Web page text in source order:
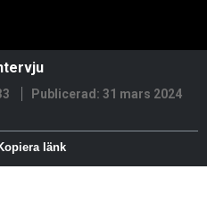
Publicerad: 31 mars 2024
länk